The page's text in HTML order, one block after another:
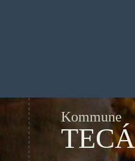
Kommune